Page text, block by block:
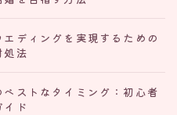
ディングを実現するための
処法
ストなタイミング：初心者
ド